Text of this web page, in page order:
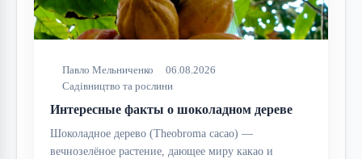
Павло Мельниченко
06.08.2026
Садівництво та рослини
Интересные факты о шоколадном дереве
Шоколадное дерево (Theobroma cacao) —
вечнозелёное растение, дающее миру какао и